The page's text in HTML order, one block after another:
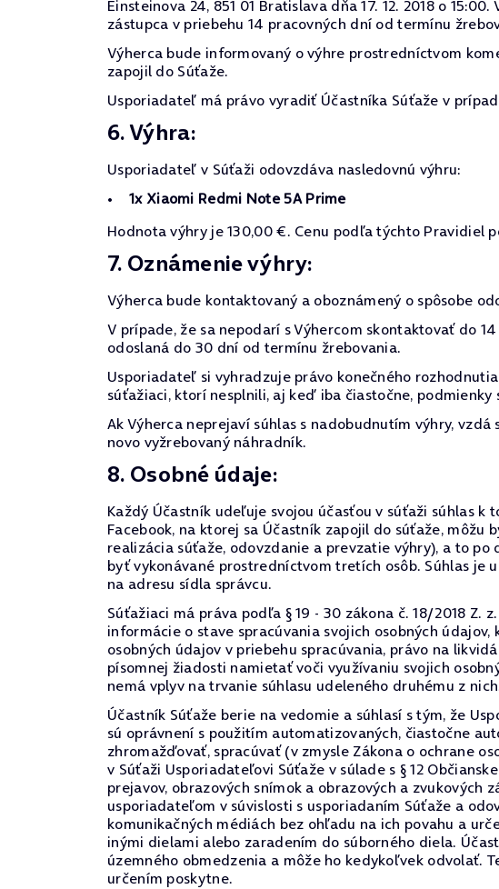
Einsteinova 24, 851 01 Bratislava dňa 17. 12. 2018 o
zástupca v priebehu 14 pracovných dní od termínu
Výherca bude informovaný o výhre prostredníctvom
zapojil do Súťaže.
Usporiadateľ má právo vyradiť Účastníka Súťaže v
6. Výhra:
Usporiadateľ v Súťaži odovzdáva nasledovnú výhru:
1x Xiaomi Redmi Note 5A Prime
Hodnota výhry je 130,00 €. Cenu podľa týchto Pravidiel
7. Oznámenie výhry:
Výherca bude kontaktovaný a oboznámený o spôsobe
V prípade, že sa nepodarí s Výhercom skontaktovať do
odoslaná do 30 dní od termínu žrebovania.
Usporiadateľ si vyhradzuje právo konečného
súťažiaci, ktorí nesplnili, aj keď iba čiastočne, podmienky
Ak Výherca neprejaví súhlas s nadobudnutím výhry,
novo vyžrebovaný náhradník.
8. Osobné údaje:
Každý Účastník udeľuje svojou účasťou v súťaži súhlas
Facebook, na ktorej sa Účastník zapojil do súťaže,
realizácia súťaže, odovzdanie a prevzatie výhry), a to
byť vykonávané prostredníctvom tretích osôb. Súhlas
na adresu sídla správcu.
Súťažiaci má práva podľa § 19 - 30 zákona č. 18/2018 Z.
informácie o stave spracúvania svojich osobných
osobných údajov v priebehu spracúvania, právo na
písomnej žiadosti namietať voči využívaniu svojich
nemá vplyv na trvanie súhlasu udeleného druhému z
Účastník Súťaže berie na vedomie a súhlasí s tým, že
sú oprávnení s použitím automatizovaných, čiastočne
zhromažďovať, spracúvať (v zmysle Zákona o ochrane
v Súťaži Usporiadateľovi Súťaže v súlade s § 12
prejavov, obrazových snímok a obrazových a zvukových
usporiadateľom v súvislosti s usporiadaním Súťaže a
komunikačných médiách bez ohľadu na ich povahu a
inými dielami alebo zaradením do súborného diela.
územného obmedzenia a môže ho kedykoľvek odvolať.
určením poskytne.